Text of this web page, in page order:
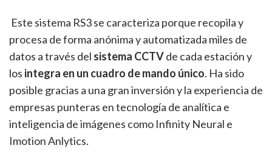
Este sistema RS3 se caracteriza porque recopila y
procesa de forma anónima y automatizada miles de
datos a través del sistema CCTVde cada estación y
los integra en un cuadro de mando único. Ha sido
posible gracias a una gran inversión y la experiencia de
empresas punteras en tecnología de analítica e
inteligencia de imágenes como Infinity Neural e
Imotion Anlytics.